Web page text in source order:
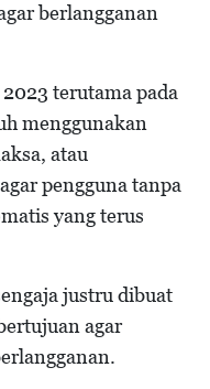
berlangganan
terutama pada
menggunakan
atau
pengguna tanpa
yang terus
justru dibuat
agar